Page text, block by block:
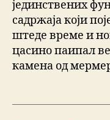
јединствених
садржаја који
штеде време и
цасино паипал
камена од